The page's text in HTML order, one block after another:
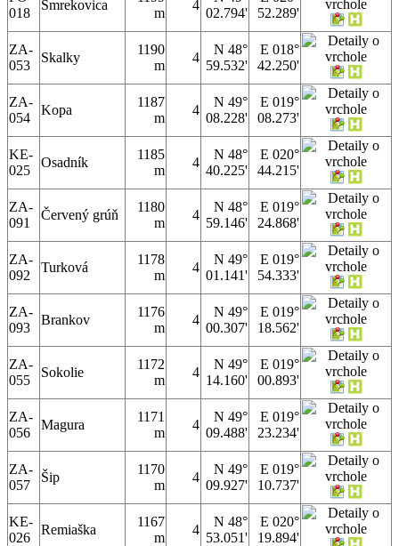
018
Smrekovica
m
4
02.794'
52.289'
ZA-
053
Skalky
1190
m
4
N 48°
59.532'
E 018°
42.250'
ZA-
054
Kopa
1187
m
4
N 49°
08.228'
E 019°
08.273'
KE-
025
Osadník
1185
m
4
N 48°
40.225'
E 020°
44.215'
ZA-
091
Červený grúň
1180
m
4
N 48°
59.146'
E 019°
24.868'
ZA-
092
Turková
1178
m
4
N 49°
01.141'
E 019°
54.333'
ZA-
093
Brankov
1176
m
4
N 49°
00.307'
E 019°
18.562'
ZA-
055
Sokolie
1172
m
4
N 49°
14.160'
E 019°
00.893'
ZA-
056
Magura
1171
m
4
N 49°
09.488'
E 019°
23.234'
ZA-
057
Šip
1170
m
4
N 49°
09.927'
E 019°
10.737'
KE-
026
Remiaška
1167
m
4
N 48°
53.051'
E 020°
19.894'